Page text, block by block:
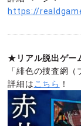
https://
★リアル脱出ゲー
「緋色の捜査網
詳細は こちら ！